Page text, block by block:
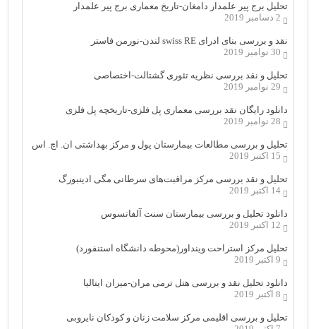
تحلیل برج پیر علمدار دامغان-تاریخ معماری برج پیر علمدار
2 دسامبر 2019
نقد و بررسی بنای ادرای swiss RE لندن-نورمن فاستر
30 نوامبر 2019
تحلیل و نقد بررسی نظریه تئوری گشتالت-اختصاصی
29 نوامبر 2019
دانلود رایگان نقد بررسی معماری پل فلزی-تاریخچه پل فلزی
28 نوامبر 2019
تحلیل و بررسی مطالعات بیمارستان پول و مرکز بهداشتی ان. اچ. اس
15 اکتبر 2019
تحلیل و نقد بررسی مرکز مراقبت‌های سرطانی مگی ادینبورگ
14 اکتبر 2019
دانلود تحلیل و بررسی بیمارستان سنت آلفانسوس
12 اکتبر 2019
تحلیل مرکز استراحت وینداور(محوطه دانشگاه استنفورد)
9 اکتبر 2019
دانلود تحلیل نقد و بررسی هتل ترمی مران-میران ایتالیا
8 اکتبر 2019
تحلیل و بررسی اقلیمی مرکز سلامت زنان و کودکان نایروبی